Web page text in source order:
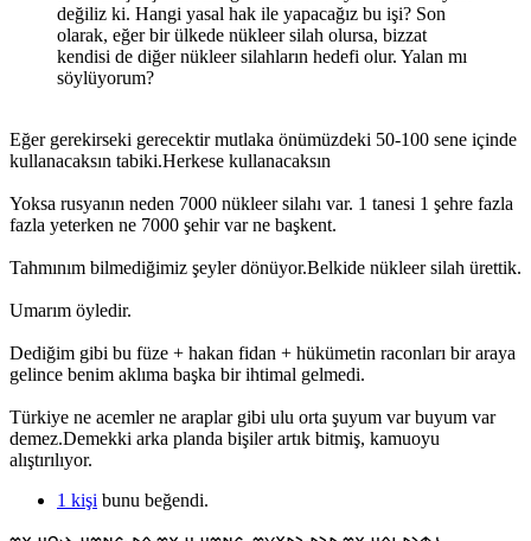
değiliz ki. Hangi yasal hak ile yapacağız bu işi? Son
olarak, eğer bir ülkede nükleer silah olursa, bizzat
kendisi de diğer nükleer silahların hedefi olur. Yalan mı
söylüyorum?
Eğer gerekirseki gerecektir mutlaka önümüzdeki 50-100 sene içinde
kullanacaksın tabiki.Herkese kullanacaksın
Yoksa rusyanın neden 7000 nükleer silahı var. 1 tanesi 1 şehre fazla
fazla yeterken ne 7000 şehir var ne başkent.
Tahmınım bilmediğimiz şeyler dönüyor.Belkide nükleer silah ürettik.
Umarım öyledir.
Dediğim gibi bu füze + hakan fidan + hükümetin raconları bir araya
gelince benim aklıma başka bir ihtimal gelmedi.
Türkiye ne acemler ne araplar gibi ulu orta şuyum var buyum var
demez.Demekki arka planda bişiler artık bitmiş, kamuoyu
alıştırılıyor.
1 kişi bunu beğendi.